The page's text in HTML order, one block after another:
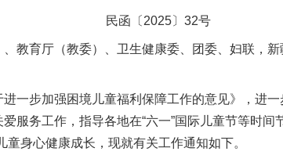
民函〔2025〕32号
教育厅（教委）、卫生健康委、团委、妇联，
步加强困境儿童福利保障工作的意见》，进一
服务工作，指导各地在“六一”国际儿童节等时间
身心健康成长，现就有关工作通知如下。